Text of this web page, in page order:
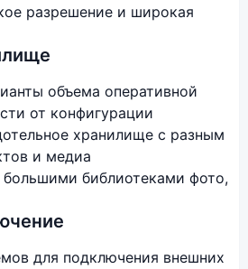
разрешение и широкая
объема оперативной
от конфигурации
хранилище с разным
и медиа
большими библиотеками фото,
для подключения внешних